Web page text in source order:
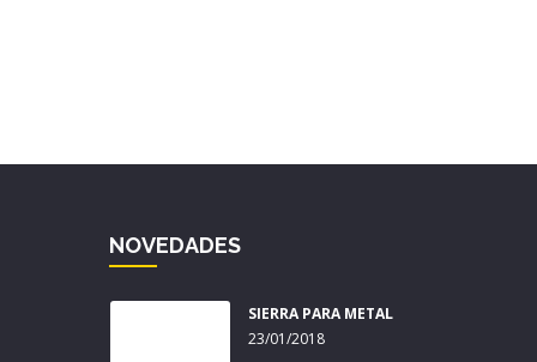
NOVEDADES
SIERRA PARA METAL
23/01/2018